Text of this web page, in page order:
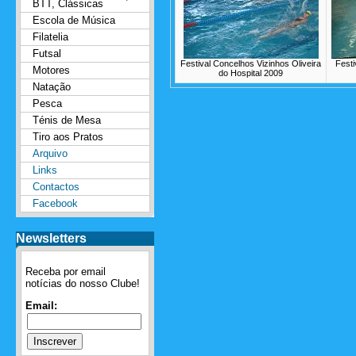
BTT, Clássicas
Escola de Música
Filatelia
Futsal
Motores
Natação
Pesca
Ténis de Mesa
Tiro aos Pratos
Arquivo
Links
Contactos
Facebook
Newsletters
Receba por email
notícias do nosso Clube!
Email:
Festival Concelhos Vizinhos Oliveira
do Hospital 2009